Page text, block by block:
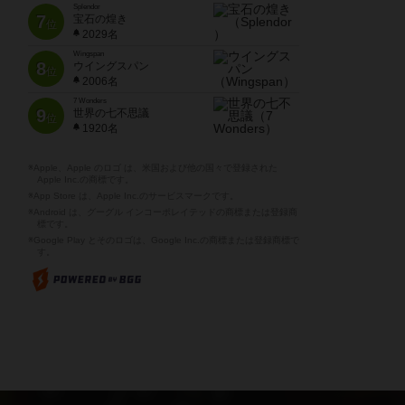
7位
宝石の煌き
2029名
8位
Wingspan
ウイングスパン
2006名
9位
7 Wonders
世界の七不思議
1920名